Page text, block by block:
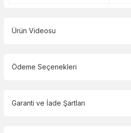
Ürün Videosu
Ödeme Seçenekleri
Garanti ve İade Şartları